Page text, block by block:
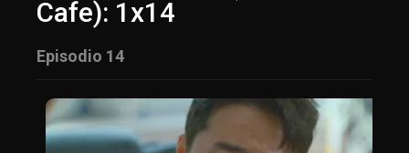
Cafe): 1x14
Episodio 14